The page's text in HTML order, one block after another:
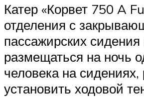
Катер «Корвет 750 A
отделения с
пассажирских
размещаться на ночь
человека на
установить ходовой